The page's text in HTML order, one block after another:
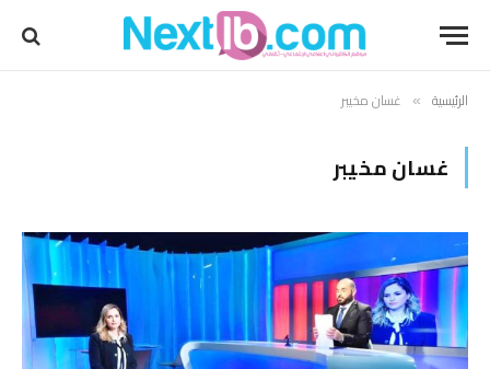
الرئيسية » غسان مخيبر
غسان مخيبر